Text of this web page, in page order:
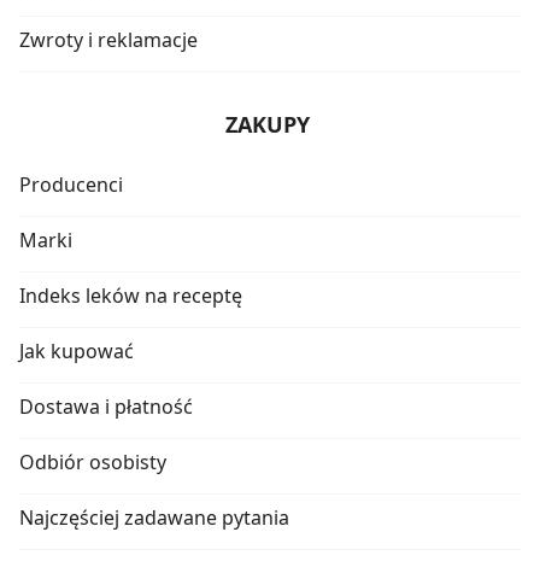
Zwroty i reklamacje
ZAKUPY
Producenci
Marki
Indeks leków na receptę
Jak kupować
Dostawa i płatność
Odbiór osobisty
Najczęściej zadawane pytania